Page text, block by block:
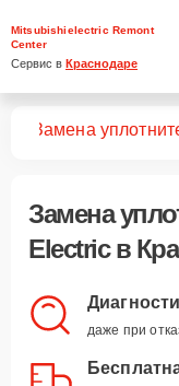
Mitsubishielectric Remont
Center
Сервис в Краснодаре
Замена
Замена
Electric в
даже при